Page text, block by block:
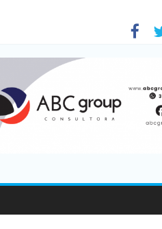
viajaron por el país, un 5,9% más